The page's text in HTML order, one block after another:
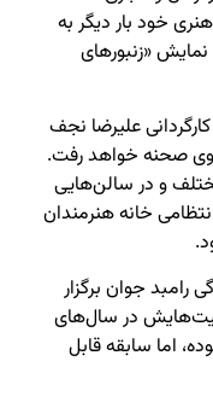
خود بار دیگر به
نمایش «زنبورهای
علیرضا نجف
روی صحنه خواهد رفت.
و در سالن‌هایی
خانه هنرمندان
رامبد جوان برگزار
در سال‌های
اما سابقه قابل